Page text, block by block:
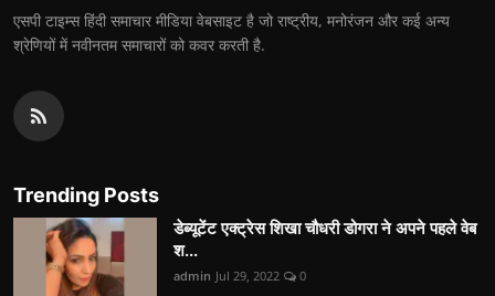
एसपी टाइम्स हिंदी समाचार मीडिया वेबसाइट है जो राष्ट्रीय, मनोरंजन और कई अन्य
श्रेणियों में नवीनतम समाचारों को कवर करती है.
Trending Posts
डेब्यूटेंट एक्ट्रेस शिखा चौधरी डोगरा ने अपने पहले वेब
श...
admin Jul 29, 2022 0